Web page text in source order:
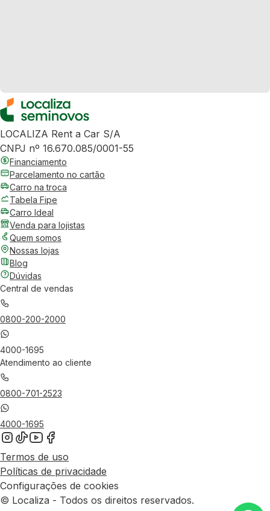
LOCALIZA Rent a Car S/A
CNPJ nº 16.670.085/0001-55
Financiamento
Parcelamento no cartão
Carro na troca
Tabela Fipe
Carro Ideal
Venda para lojistas
Quem somos
Nossas lojas
Blog
Dúvidas
Central de vendas
0800-200-2000
4000-1695
Atendimento ao cliente
0800-701-2523
4000-1695
Termos de uso
Políticas de privacidade
Configurações de cookies
© Localiza - Todos os direitos reservados.